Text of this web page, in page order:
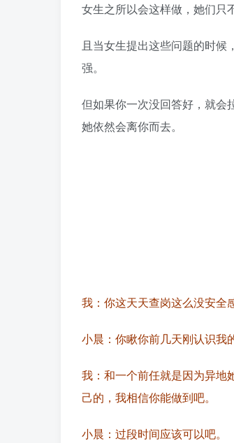
女生之所以会这样做，她们只
且当女生提出这些问题的时
强。
但如果你一次没回答好，就会
她依然会离你而去。
我：你这天天查岗这么没安全感
小晨：你瞅你前几天刚认识我
我：和一个前任就是因为异地
己的，我相信你能做到吧。
小晨：过段时间应该可以吧。